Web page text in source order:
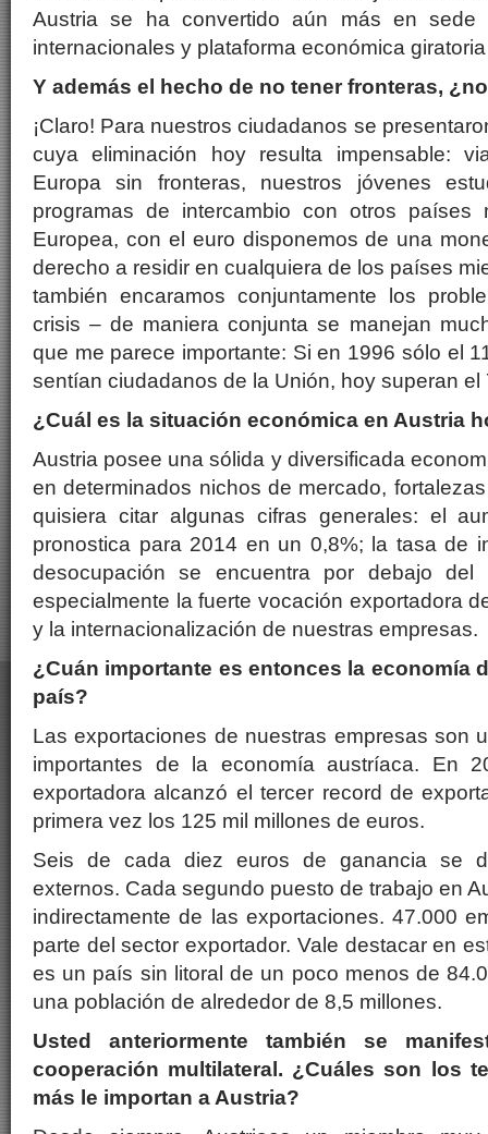
Austria se ha convertido aún más en sede
internacionales y plataforma económica
Y además el hecho de no tener fronteras,
¡Claro! Para nuestros ciudadanos se
cuya eliminación hoy resulta impensable:
Europa sin fronteras, nuestros jóvenes
programas de intercambio con otros países
Europea, con el euro disponemos de una
derecho a residir en cualquiera de los países
también encaramos conjuntamente los
crisis – de maniera conjunta se manejan
que me parece importante: Si en 1996 sólo el
sentían ciudadanos de la Unión, hoy superan el
¿Cuál es la situación económica en Austria
Austria posee una sólida y diversificada
en determinados nichos de mercado,
quisiera citar algunas cifras generales: el
pronostica para 2014 en un 0,8%; la tasa de
desocupación se encuentra por debajo
especialmente la fuerte vocación exportadora
y la internacionalización de nuestras empresas.
¿Cuán importante es entonces la economía
país?
Las exportaciones de nuestras empresas son
importantes de la economía austríaca. En
exportadora alcanzó el tercer record de
primera vez los 125 mil millones de euros.
Seis de cada diez euros de ganancia se
externos. Cada segundo puesto de trabajo en
indirectamente de las exportaciones. 47.000
parte del sector exportador. Vale destacar en
es un país sin litoral de un poco menos de
una población de alrededor de 8,5 millones.
Usted anteriormente también se
cooperación multilateral. ¿Cuáles son los
más le importan a Austria?